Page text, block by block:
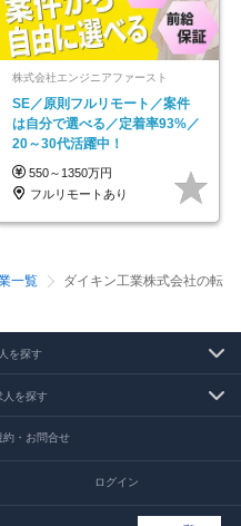
株式会社エンジニアファースト
SE／原則フルリモート／案件
は自分で選べる／定着率93%／
20～30代活躍中！
550～1350万円
フルリモートあり
一覧
ダイキン工業株式会社の転
を探す
人を探す
約・お問合せ
ログイン